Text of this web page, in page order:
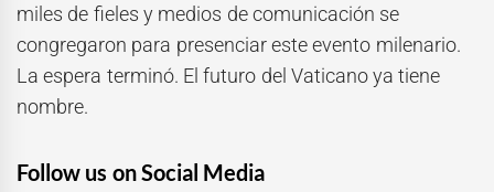
miles de fieles y medios de comunicación se
congregaron para presenciar este evento milenario.
La espera terminó. El futuro del Vaticano ya tiene
nombre.
Follow us on Social Media